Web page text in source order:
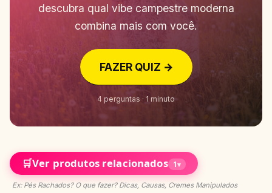
descubra qual vibe campestre moderna
combina mais com você.
FAZER QUIZ →
4 perguntas · 1 minuto
🛒Ver produtos relacionados 1▾
Ex: Pés Rachados? O que fazer? Dicas, Causas, Cremes Manipulados